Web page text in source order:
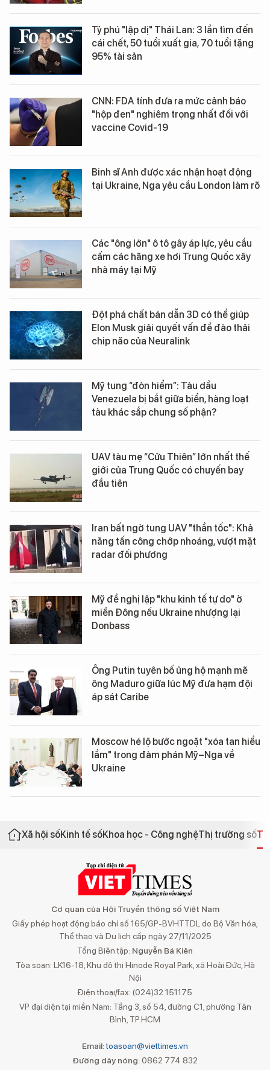
Tỷ phú "lập dị" Thái Lan: 3 lần tìm đến
cái chết, 50 tuổi xuất gia, 70 tuổi tặng
95% tài sản
CNN: FDA tính đưa ra mức cảnh báo
"hộp đen" nghiêm trọng nhất đối với
vaccine Covid-19
Binh sĩ Anh được xác nhận hoạt động
tại Ukraine, Nga yêu cầu London làm rõ
Các "ông lớn" ô tô gây áp lực, yêu cầu
cấm các hãng xe hơi Trung Quốc xây
nhà máy tại Mỹ
Đột phá chất bán dẫn 3D có thể giúp
Elon Musk giải quyết vấn đề đào thải
chip não của Neuralink
Mỹ tung “đòn hiểm”: Tàu dầu
Venezuela bị bắt giữa biển, hàng loạt
tàu khác sắp chung số phận?
UAV tàu mẹ “Cửu Thiên” lớn nhất thế
giới của Trung Quốc có chuyến bay
đầu tiên
Iran bất ngờ tung UAV "thần tốc": Khả
năng tấn công chớp nhoáng, vượt mặt
radar đối phương
Mỹ đề nghị lập "khu kinh tế tự do" ở
miền Đông nếu Ukraine nhượng lại
Donbass
Ông Putin tuyên bố ủng hộ mạnh mẽ
ông Maduro giữa lúc Mỹ đưa hạm đội
áp sát Caribe
Moscow hé lộ bước ngoặt "xóa tan hiểu
lầm" trong đàm phán Mỹ–Nga về
Ukraine
Xã hội sốKinh tế sốKhoa học - Công nghệThị trường số
Cơ quan của Hội Truyền thông số Việt Nam
Giấy phép hoạt động báo chí số 165/GP-BVHTTDL do Bộ Văn hóa,
Thể thao và Du lịch cấp ngày 27/11/2025
Tổng Biên tập: Nguyễn Bá Kiên
Tòa soạn: LK16-18, Khu đô thị Hinode Royal Park, xã Hoài Đức, Hà
Nội
Điện thoại/fax: (024)32 151175
VP đại diện tại miền Nam: Tầng 3, số 54, đường C1, phường Tân
Bình, TP.HCM
Email:toasoan@viettimes.vn
Đường dây nóng: 0862 774 832